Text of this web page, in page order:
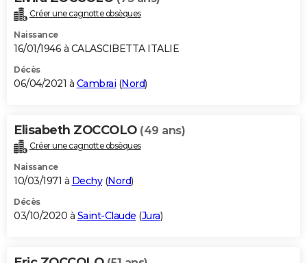
Créer une cagnotte obsèques
Naissance
16/01/1946 à CALASCIBETTA ITALIE
Décès
06/04/2021 à Cambrai (Nord)
Elisabeth ZOCCOLO (49 ans)
Créer une cagnotte obsèques
Naissance
10/03/1971 à Dechy(Nord)
Décès
03/10/2020 à Saint-Claude (Jura)